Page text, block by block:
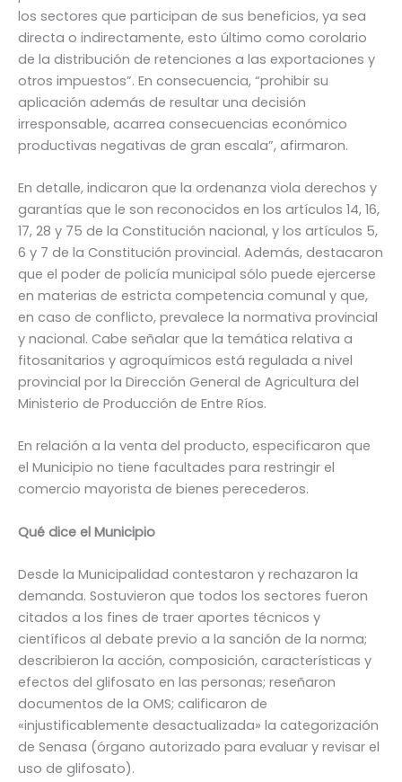
los sectores que participan de sus beneficios, ya sea
directa o indirectamente, esto último como corolario
de la distribución de retenciones a las exportaciones y
otros impuestos”. En consecuencia, “prohibir su
aplicación además de resultar una decisión
irresponsable, acarrea consecuencias económico
productivas negativas de gran escala”, afirmaron.
En detalle, indicaron que la ordenanza viola derechos y
garantías que le son reconocidos en los artículos 14, 16,
17, 28 y 75 de la Constitución nacional, y los artículos 5,
6 y 7 de la Constitución provincial. Además, destacaron
que el poder de policía municipal sólo puede ejercerse
en materias de estricta competencia comunal y que,
en caso de conflicto, prevalece la normativa provincial
y nacional. Cabe señalar que la temática relativa a
fitosanitarios y agroquímicos está regulada a nivel
provincial por la Dirección General de Agricultura del
Ministerio de Producción de Entre Ríos.
En relación a la venta del producto, especificaron que
el Municipio no tiene facultades para restringir el
comercio mayorista de bienes perecederos.
Qué dice el Municipio
Desde la Municipalidad contestaron y rechazaron la
demanda. Sostuvieron que todos los sectores fueron
citados a los fines de traer aportes técnicos y
científicos al debate previo a la sanción de la norma;
describieron la acción, composición, características y
efectos del glifosato en las personas; reseñaron
documentos de la OMS; calificaron de
«injustificablemente desactualizada» la categorización
de Senasa (órgano autorizado para evaluar y revisar el
uso de glifosato).